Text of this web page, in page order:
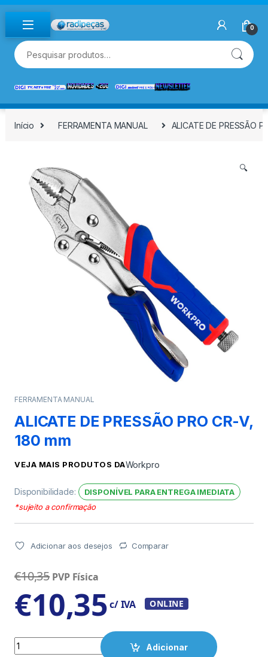
Skip to navigation
Skip to content
0
Pesquisar por:
Início FERRAMENTA MANUAL ALICATE DE PRESSÃO
🔍
FERRAMENTA MANUAL
ALICATE DE PRESSÃO PRO CR-V,
180 mm
VEJA MAIS PRODUTOS DAWorkpro
Disponibilidade:
DISPONÍVEL PARA ENTREGA IMEDIATA
*sujeito a confirmação
Adicionar aos desejos Comparar
€10,35 PVP Física
€10,35c/ IVA ONLINE
Quantity
Adicionar